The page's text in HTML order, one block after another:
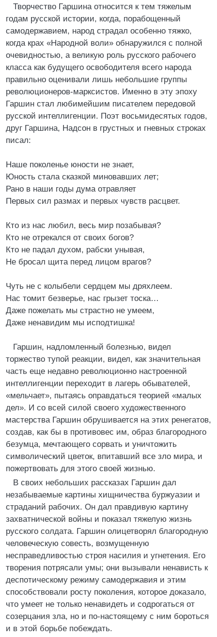
Творчество Гаршина относится к тем тяжелым
годам русской истории, когда, порабощенный
самодержавием, народ страдал особенно тяжко,
когда крах «Народной воли» обнаружился с полной
очевидностью, а великую роль русского рабочего
класса как будущего освободителя всего народа
правильно оценивали лишь небольшие группы
революционеров-марксистов. Именно в эту эпоху
Гаршин стал любимейшим писателем передовой
русской интеллигенции. Поэт восьмидесятых годов,
друг Гаршина, Надсон в грустных и гневных строках
писал:
Наше поколенье юности не знает,
Юность стала сказкой миновавших лет;
Рано в наши годы дума отравляет
Первых сил размах и первых чувств расцвет.
Кто из нас любил, весь мир позабывая?
Кто не отрекался от своих богов?
Кто не падал духом, рабски унывая,
Не бросал щита перед лицом врагов?
Чуть не с колыбели сердцем мы дряхлеем.
Нас томит безверье, нас грызет тоска…
Даже пожелать мы страстно не умеем,
Даже ненавидим мы исподтишка!
Гаршин, надломленный болезнью, видел
торжество тупой реакции, видел, как значительная
часть еще недавно революционно настроенной
интеллигенции переходит в лагерь обывателей,
«мельчает», пытаясь оправдаться теорией «малых
дел». И со всей силой своего художественного
мастерства Гаршин обрушивается на этих ренегатов,
создав, как бы в противовес им, образ благородного
безумца, мечтающего сорвать и уничтожить
символический цветок, впитавший все зло мира, и
пожертвовать для этого своей жизнью.
В своих небольших рассказах Гаршин дал
незабываемые картины хищничества буржуазии и
страданий рабочих. Он дал правдивую картину
захватнической войны и показал тяжелую жизнь
русского солдата. Гаршин олицетворял благородную
человеческую совесть, возмущенную
несправедливостью строя насилия и угнетения. Его
творения потрясали умы; они вызывали ненависть к
деспотическому режиму самодержавия и этим
способствовали росту поколения, которое доказало,
что умеет не только ненавидеть и содрогаться от
созерцания зла, но и по-настоящему с ним бороться
и в этой борьбе побеждать.